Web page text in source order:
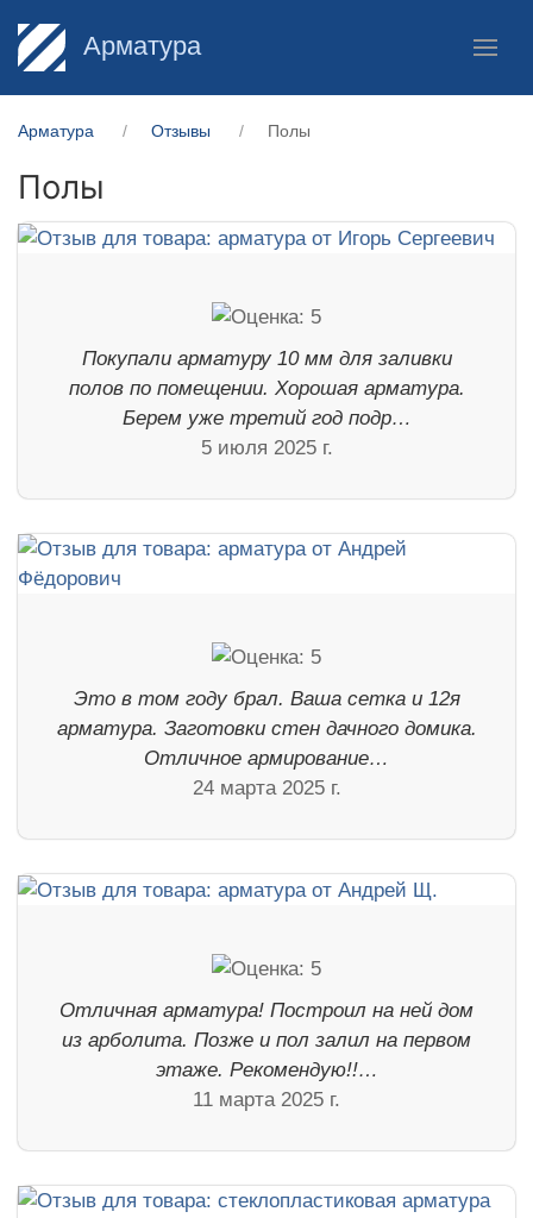
Арматура
Арматура Отзывы Полы
Полы
Покупали арматуру 10 мм для заливки
полов по помещении. Хорошая арматура.
Берем уже третий год подр…
5 июля 2025 г.
Это в том году брал. Ваша сетка и 12я
арматура. Заготовки стен дачного домика.
Отличное армирование…
24 марта 2025 г.
Отличная арматура! Построил на ней дом
из арболита. Позже и пол залил на первом
этаже. Рекомендую!!…
11 марта 2025 г.